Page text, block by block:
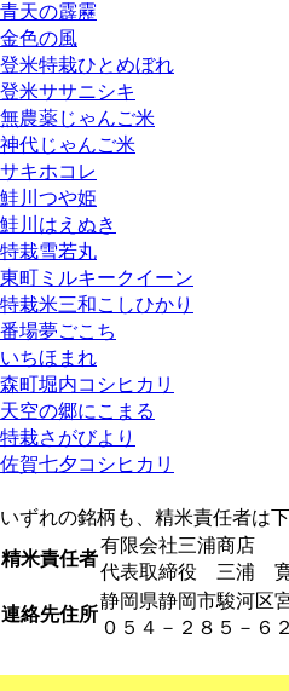
青天の霹靂
金色の風
登米特栽ひとめぼれ
登米ササニシキ
無農薬じゃんご米
神代じゃんご米
サキホコレ
鮭川つや姫
鮭川はえぬき
特栽雪若丸
東町ミルキークイーン
特栽米三和こしひかり
番場夢ごこち
いちほまれ
森町堀内コシヒカリ
天空の郷にこまる
特栽さがびより
佐賀七夕コシヒカリ
いずれの銘柄も、精米責任者は
精米責任者
有限会社三浦商店
代表取締役 三浦
連絡先住所
静岡県静岡市駿河区
０５４－２８５－６